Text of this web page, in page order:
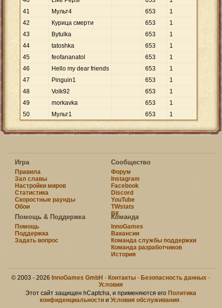
41
Мyльт4 653
1
42
Курица смерти 653
1
43
Bytulka 653
1
44
tatoshka 653
1
45
feofananatol 653
1
46
Hello my dear friends 653
1
47
Pinguin1 653
1
48
Volk92 653
1
49
morkavka 653
1
50
Мyльт1 653 1
Игра
Правила
Зал славы
Настройки миров
Статистика
Скоростные раунды
Обои
Сообщество
Форум
Instagram
Facebook
Discord
YouTube
TWstats
ВК
Помощь & Поддержка
Помощь
Поддержка
Задать вопрос
Команда
InnoGames
Вакансии
Команда службы поддержки
Команда разработчиков
История
© 2003 - 2026 InnoGames GmbH · Контакты · Безопасность данных ·
Условия
Этот сайт защищен hCaptcha, и применяются его Политика
конфиденциальностии Условия обслуживания.